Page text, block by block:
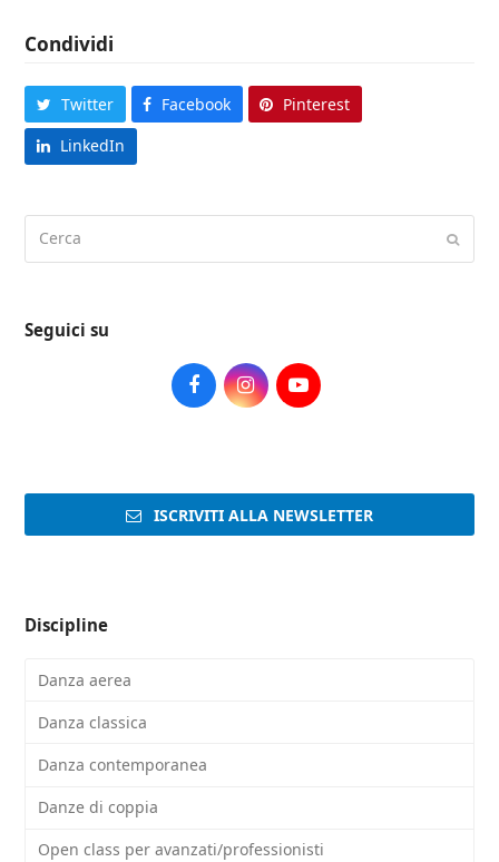
Condividi
Twitter Facebook
Pinterest
LinkedIn
Seguici su
FacebookInstagramYoutube
ISCRIVITI ALLA NEWSLETTER
Discipline
Danza aerea
Danza classica
Danza contemporanea
Danze di coppia
Open class per avanzati/professionisti